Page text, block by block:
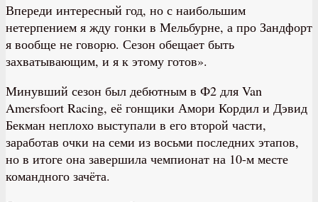
Впереди интересный год, но с наибольшим
нетерпением я жду гонки в Мельбурне, а про Зандфорт
я вообще не говорю. Сезон обещает быть
захватывающим, и я к этому готов».
Минувший сезон был дебютным в Ф2 для Van
Amersfoort Racing, её гонщики Амори Кордил и Дэвид
Бекман неплохо выступали в его второй части,
заработав очки на семи из восьми последних этапов,
но в итоге она завершила чемпионат на 10-м месте
командного зачёта.